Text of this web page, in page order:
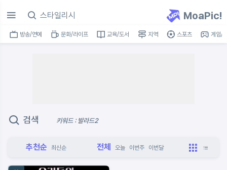
MoaPic!
방송/연예 문화/라이프 교육/도서 지역 스포츠 게임/
검색 키워드 : 발라드2
추천순 최신순 전체 오늘 이번주 이번달